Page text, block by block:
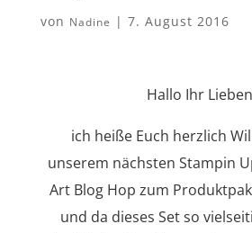
von Nadine | 7. August 2016
Hallo Ihr
ich heiße Euch herzlich
unserem nächsten Stampin
Art Blog Hop zum
und da dieses Set so